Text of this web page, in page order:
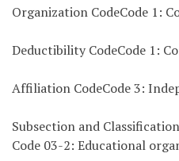
Organization CodeCode 1:
Deductibility CodeCode 1:
Affiliation CodeCode 3:
Subsection and
Code 03-2: Educational